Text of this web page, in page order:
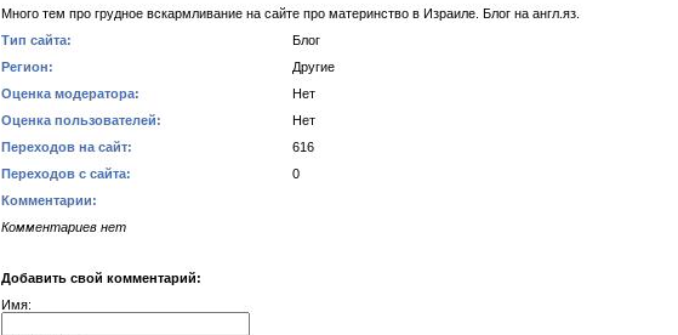
Много тем про грудное вскармливание на сайте про материнство в Израиле. Блог на англ.яз.
Тип сайта:
Блог
Регион:
Другие
Оценка модератора:
Нет
Оценка пользователей:
Нет
Переходов на сайт:
616
Переходов с сайта:
0
Комментарии:
Комментариев нет
Добавить свой комментарий:
Имя: